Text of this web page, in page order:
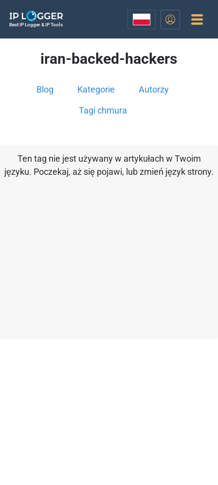
Best IP Logger & IP Tools
iran-backed-hackers
Blog Kategorie Autorzy
Tagi chmura